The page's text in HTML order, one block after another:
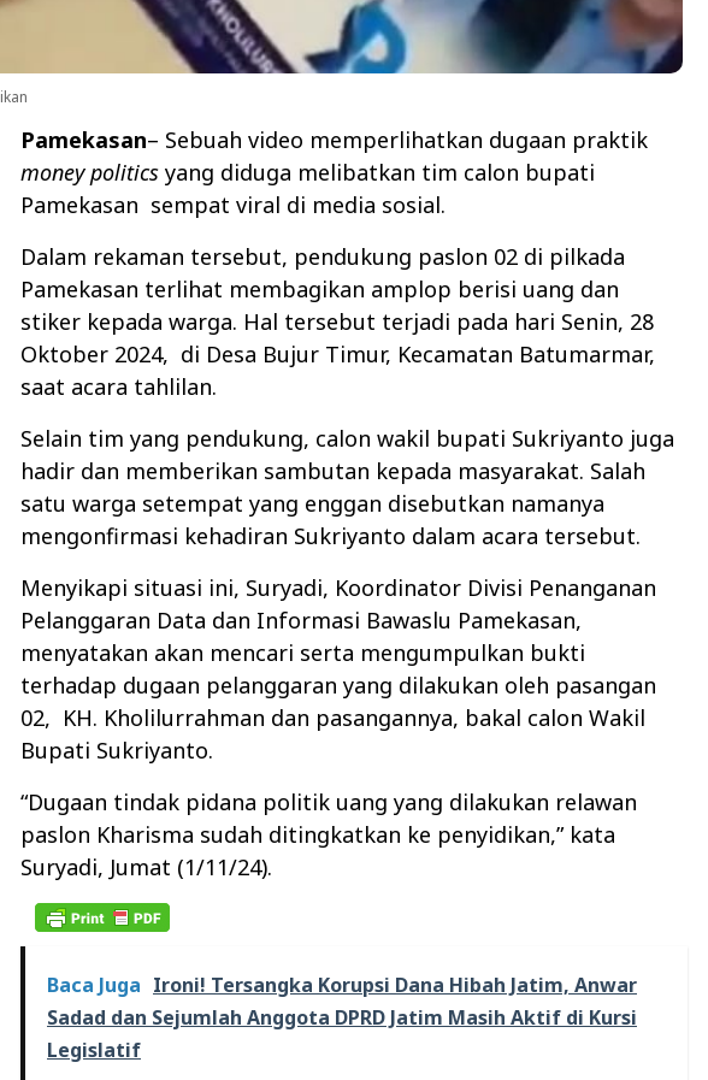
Pamekasan– Sebuah video memperlihatkan dugaan praktik
money politics yang diduga melibatkan tim calon bupati
Pamekasan sempat viral di media sosial.
Dalam rekaman tersebut, pendukung paslon 02 di pilkada
Pamekasan terlihat membagikan amplop berisi uang dan
stiker kepada warga. Hal tersebut terjadi pada hari Senin, 28
Oktober 2024, di Desa Bujur Timur, Kecamatan Batumarmar,
saat acara tahlilan.
Selain tim yang pendukung, calon wakil bupati Sukriyanto juga
hadir dan memberikan sambutan kepada masyarakat. Salah
satu warga setempat yang enggan disebutkan namanya
mengonfirmasi kehadiran Sukriyanto dalam acara tersebut.
Menyikapi situasi ini, Suryadi, Koordinator Divisi Penanganan
Pelanggaran Data dan Informasi Bawaslu Pamekasan,
menyatakan akan mencari serta mengumpulkan bukti
terhadap dugaan pelanggaran yang dilakukan oleh pasangan
02, KH. Kholilurrahman dan pasangannya, bakal calon Wakil
Bupati Sukriyanto.
“Dugaan tindak pidana politik uang yang dilakukan relawan
paslon Kharisma sudah ditingkatkan ke penyidikan,” kata
Suryadi, Jumat (1/11/24).
Baca Juga Ironi! Tersangka Korupsi Dana Hibah Jatim, Anwar
Sadad dan Sejumlah Anggota DPRD Jatim Masih Aktif di Kursi
Legislatif